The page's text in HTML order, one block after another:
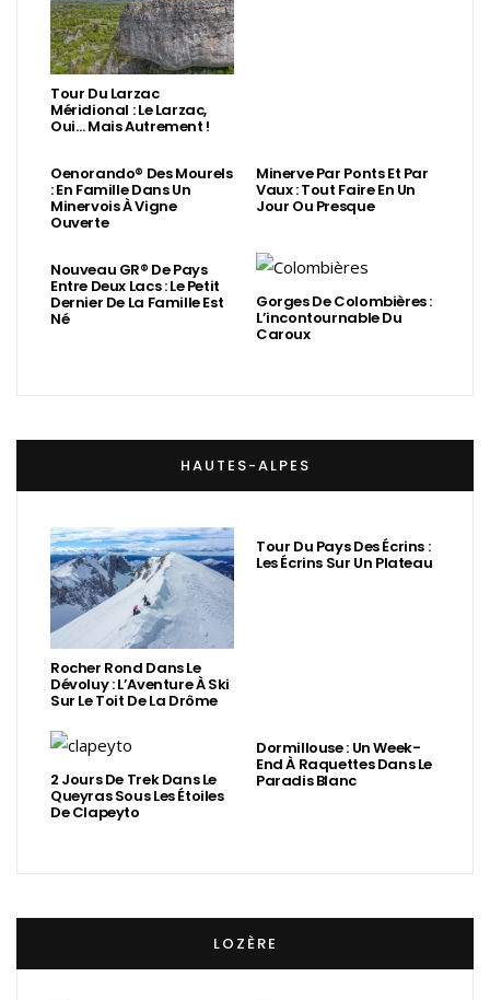
Tour Du Larzac
Méridional : Le Larzac,
Oui… Mais Autrement !
Oenorando® Des Mourels
: En Famille Dans Un
Minervois À Vigne
Ouverte
Minerve Par Ponts Et Par
Vaux : Tout Faire En Un
Jour Ou Presque
Nouveau GR® De Pays
Entre Deux Lacs : Le Petit
Dernier De La Famille Est
Né
Gorges De Colombières :
L’incontournable Du
Caroux
HAUTES-ALPES
Rocher Rond Dans Le
Dévoluy : L’Aventure À Ski
Sur Le Toit De La Drôme
Tour Du Pays Des Écrins :
Les Écrins Sur Un Plateau
2 Jours De Trek Dans Le
Queyras Sous Les Étoiles
De Clapeyto
Dormillouse : Un Week-
End À Raquettes Dans Le
Paradis Blanc
LOZÈRE